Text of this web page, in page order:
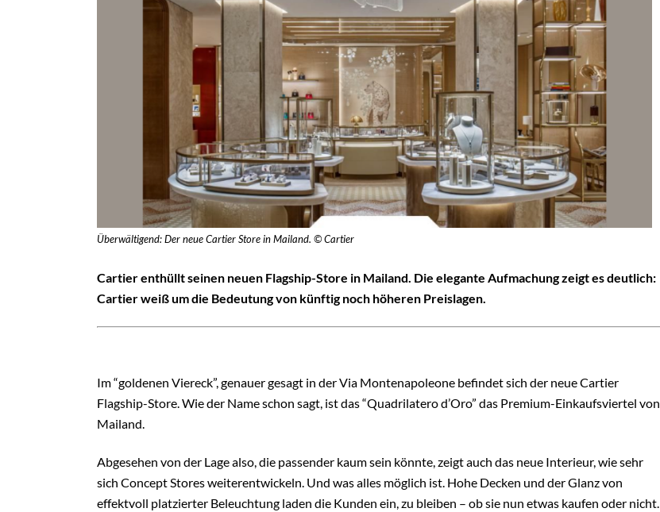
Überwältigend: Der neue Cartier Store in Mailand. © Cartier
Cartier enthüllt seinen neuen Flagship-Store in Mailand. Die elegante Aufmachung zeigt es deutlich:
Cartier weiß um die Bedeutung von künftig noch höheren Preislagen.
Im “goldenen Viereck”, genauer gesagt in der Via Montenapoleone befindet sich der neue Cartier
Flagship-Store. Wie der Name schon sagt, ist das “Quadrilatero d’Oro” das Premium-Einkaufsviertel von
Mailand.
Abgesehen von der Lage also, die passender kaum sein könnte, zeigt auch das neue Interieur, wie sehr
sich Concept Stores weiterentwickeln. Und was alles möglich ist. Hohe Decken und der Glanz von
effektvoll platzierter Beleuchtung laden die Kunden ein, zu bleiben – ob sie nun etwas kaufen oder nicht.